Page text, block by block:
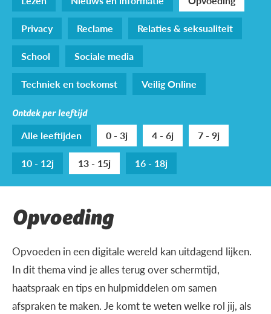
Privacy
Reclame
Relaties & seksualiteit
School
Sociale media
Techniek en toekomst
Veilig Online
Ontdek per leeftijd
Alle leeftijden 0 - 3j 4 - 6j
7 - 9j
10 - 12j
13 - 15j 16 - 18j
Opvoeding
Opvoeden in een digitale wereld kan uitdagend lijken.
In dit thema vind je alles terug over schermtijd,
haatspraak en tips en hulpmiddelen om samen
afspraken te maken. Je komt te weten welke rol jij, als